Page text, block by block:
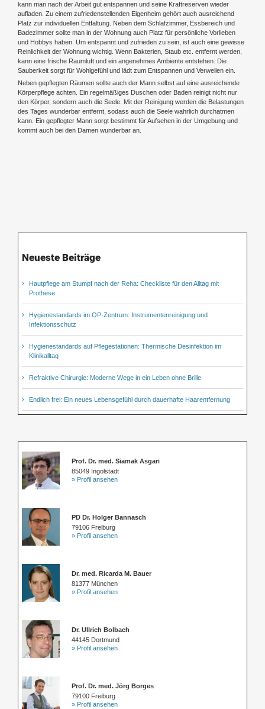
kann man nach der Arbeit gut entspannen und seine Kraftreserven wieder
aufladen. Zu einem zufriedenstellenden Eigenheim gehört auch ausreichend
Platz zur individuellen Entfaltung. Neben dem Schlafzimmer, Essbereich und
Badezimmer sollte man in der Wohnung auch Platz für persönliche Vorlieben
und Hobbys haben. Um entspannt und zufrieden zu sein, ist auch eine gewisse
Reinlichkeit der Wohnung wichtig. Wenn Bakterien, Staub etc. entfernt werden,
kann eine frische Raumluft und ein angenehmes Ambiente entstehen. Die
Sauberkeit sorgt für Wohlgefühl und lädt zum Entspannen und Verweilen ein.
Neben gepflegten Räumen sollte auch der Mann selbst auf eine ausreichende
Körperpflege achten. Ein regelmäßiges Duschen oder Baden reinigt nicht nur
den Körper, sondern auch die Seele. Mit der Reinigung werden die Belastungen
des Tages wunderbar entfernt, sodass auch die Seele wahrlich durchatmen
kann. Ein gepflegter Mann sorgt bestimmt für Aufsehen in der Umgebung und
kommt auch bei den Damen wunderbar an.
Neueste Beiträge
Hautpflege am Stumpf nach der Reha: Checkliste für den Alltag mit
Prothese
Hygienestandards im OP-Zentrum: Instrumentenreinigung und
Infektionsschutz
Hygienestandards auf Pflegestationen: Thermische Desinfektion im
Klinikalltag
Refraktive Chirurgie: Moderne Wege in ein Leben ohne Brille
Endlich frei: Ein neues Lebensgefühl durch dauerhafte Haarentfernung
Prof. Dr. med. Siamak Asgari
85049 Ingolstadt
» Profil ansehen
PD Dr. Holger Bannasch
79106 Freiburg
» Profil ansehen
Dr. med. Ricarda M. Bauer
81377 München
» Profil ansehen
Dr. Ullrich Bolbach
44145 Dortmund
» Profil ansehen
Prof. Dr. med. Jörg Borges
79100 Freiburg
» Profil ansehen